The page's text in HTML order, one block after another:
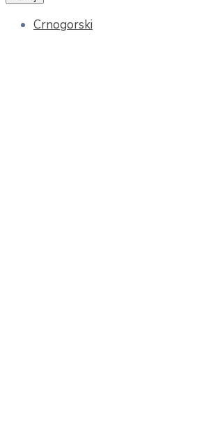
Crnogorski